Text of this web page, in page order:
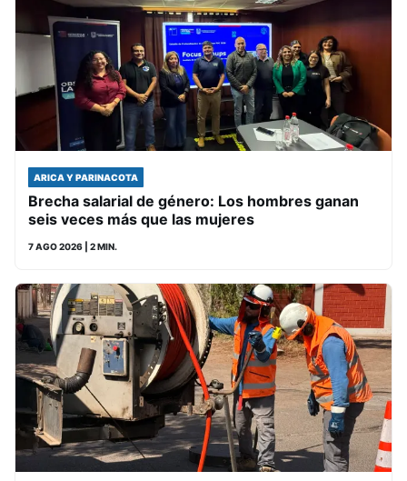
ARICA Y PARINACOTA
Brecha salarial de género: Los hombres ganan
seis veces más que las mujeres
7 AGO 2026 | 2 MIN.